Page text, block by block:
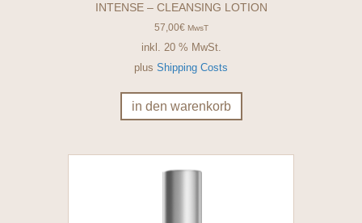
INTENSE – CLEANSING LOTION
57,00€ MwsT
inkl. 20 % MwSt.
plus Shipping Costs
in den warenkorb